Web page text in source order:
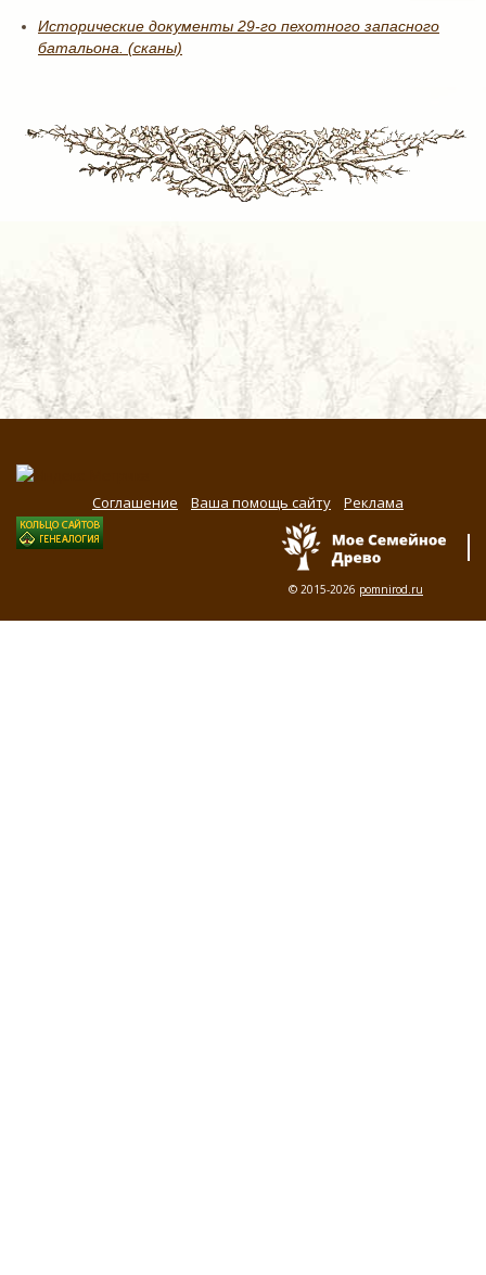
Исторические документы 29-го пехотного запасного
батальона. (сканы)
Соглашение Ваша помощь сайту Реклама
© 2015-2026 pomnirod.ru